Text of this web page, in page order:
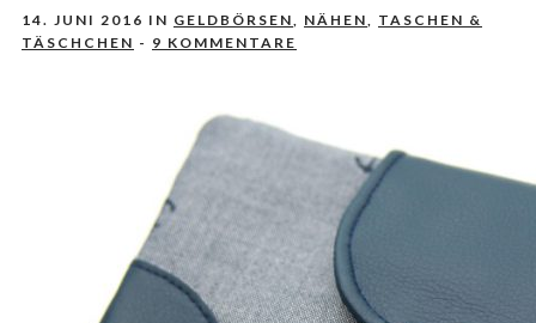
14. JUNI 2016 IN GELDBÖRSEN, NÄHEN, TASCHEN &
TÄSCHCHEN - 9 KOMMENTARE